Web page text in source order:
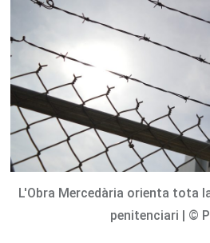
L'Obra Mercedària orienta tota
penitenciari | ©